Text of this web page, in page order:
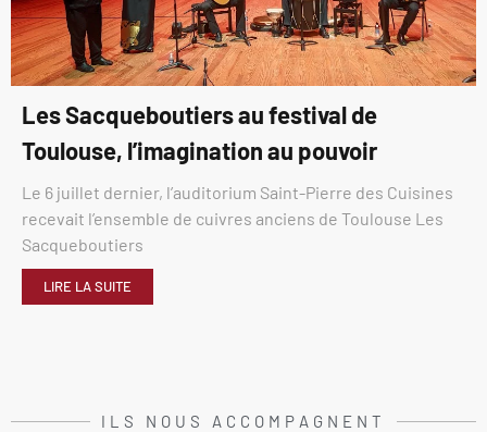
Les Sacqueboutiers au festival de
Toulouse, l’imagination au pouvoir
Le 6 juillet dernier, l’auditorium Saint-Pierre des Cuisines
recevait l’ensemble de cuivres anciens de Toulouse Les
Sacqueboutiers
LIRE LA SUITE
ILS NOUS ACCOMPAGNENT